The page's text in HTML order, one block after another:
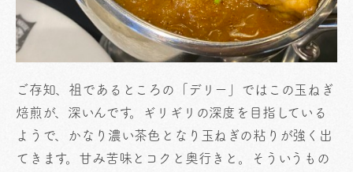
ご存知、祖であるところの「デリー」ではこの玉ねぎ
焙煎が、深いんです。ギリギリの深度を目指している
ようで、かなり濃い茶色となり玉ねぎの粘りが強く出
てきます。甘み苦味とコクと奥行きと。そういうもの